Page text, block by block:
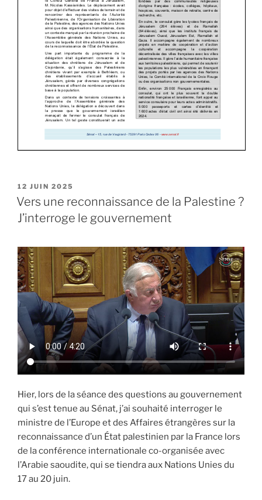
PUBLIÉ
LE
12 JUIN 2025
Vers une reconnaissance de la Palestine ?
J’interroge le gouvernement
Hier, lors de la séance des questions au gouvernement
qui s’est tenue au Sénat, j’ai souhaité interroger le
ministre de l’Europe et des Affaires étrangères sur la
reconnaissance d’un État palestinien par la France lors
de la conférence internationale co-organisée avec
l’Arabie saoudite, qui se tiendra aux Nations Unies du
17 au 20 juin.